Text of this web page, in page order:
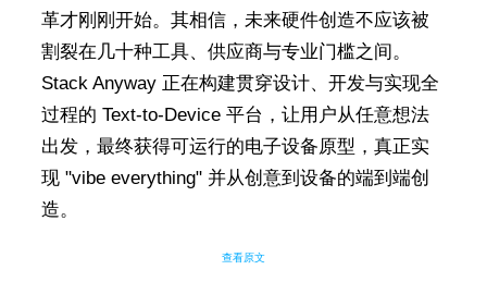
革才刚刚开始。其相信，未来硬件创造不应该被
割裂在几十种工具、供应商与专业门槛之间。
Stack Anyway 正在构建贯穿设计、开发与实现全
过程的 Text-to-Device 平台，让用户从任意想法
出发，最终获得可运行的电子设备原型，真正实
现 "vibe everything" 并从创意到设备的端到端创
造。
查看原文